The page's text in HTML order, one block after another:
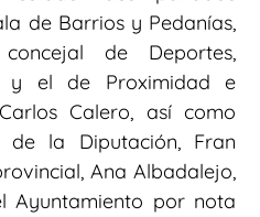
de Barrios y Pedanías,
de Deportes,
y el de Proximidad e
Calero, así como
de la Diputación, Fran
Ana Albadalejo,
Ayuntamiento por nota